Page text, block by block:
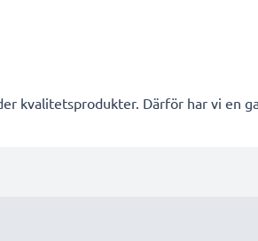
kvalitetsprodukter. Därför har vi en